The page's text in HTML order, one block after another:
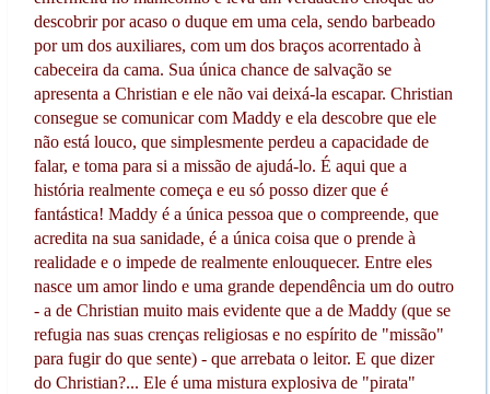
descobrir por acaso o duque em uma cela, sendo barbeado
por um dos auxiliares, com um dos braços acorrentado à
cabeceira da cama. Sua única chance de salvação se
apresenta a Christian e ele não vai deixá-la escapar. Christian
consegue se comunicar com Maddy e ela descobre que ele
não está louco, que simplesmente perdeu a capacidade de
falar, e toma para si a missão de ajudá-lo. É aqui que a
história realmente começa e eu só posso dizer que é
fantástica! Maddy é a única pessoa que o compreende, que
acredita na sua sanidade, é a única coisa que o prende à
realidade e o impede de realmente enlouquecer. Entre eles
nasce um amor lindo e uma grande dependência um do outro
- a de Christian muito mais evidente que a de Maddy (que se
refugia nas suas crenças religiosas e no espírito de "missão"
para fugir do que sente) - que arrebata o leitor. E que dizer
do Christian?... Ele é uma mistura explosiva de "pirata"